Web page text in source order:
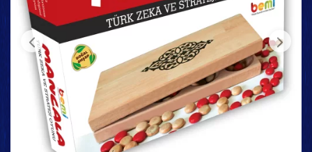
Ev tekstili
Mutfak Eşyaları
Ayakkabı ve Çanta
Oyuncaklar ve Hobiler